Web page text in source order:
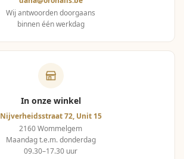
Wij antwoorden doorgaans
binnen één werkdag
In onze winkel
Nijverheidsstraat 72, Unit 15
2160 Wommelgem
Maandag t.e.m. donderdag
09.30–17.30 uur